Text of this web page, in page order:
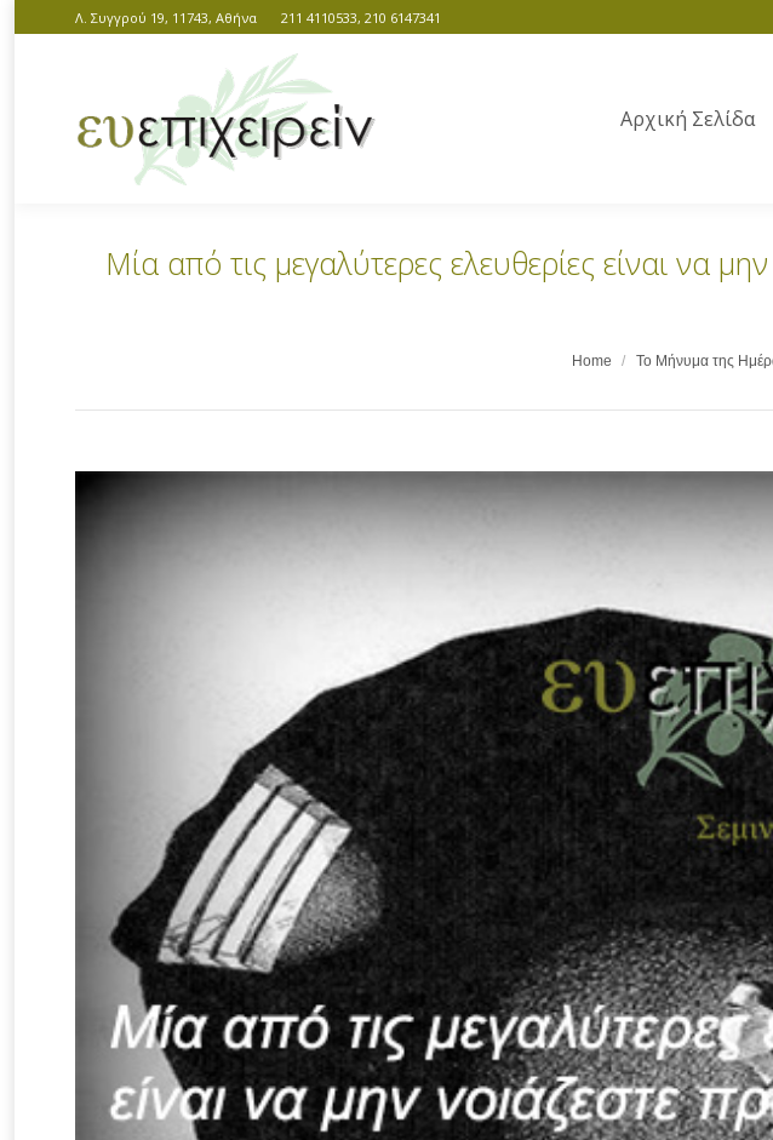
Λ. Συγγρού 19, 11743, Αθήνα 211 4110533, 210 6147341
Αρχική Σελίδα
Μία από τις μεγαλύτερες ελευθερίες είναι να
Home Το Μήνυμα της